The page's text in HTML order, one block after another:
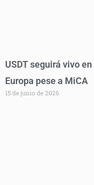
USDT seguirá vivo
Europa pese a MiCA
15 de junio de 2026